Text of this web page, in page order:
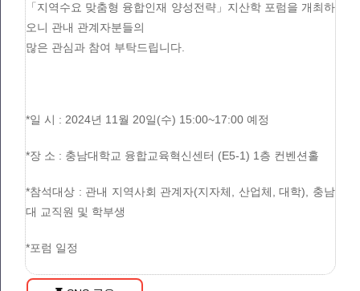
「지역수요 맞춤형 융합인재 양성전략」지산학 포럼을 개최하
오니 관내 관계자분들의
많은 관심과 참여 부탁드립니다.
*일 시 : 2024년 11월 20일(수) 15:00~17:00 예정
*장 소 : 충남대학교 융합교육혁신센터 (E5-1) 1층 컨벤션홀
*참석대상 : 관내 지역사회 관계자(지자체, 산업체, 대학), 충남
대 교직원 및 학부생
*포럼 일정